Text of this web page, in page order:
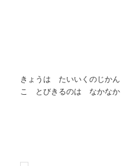
きょうは たいいくのじか
こ とびきるのは なかなか